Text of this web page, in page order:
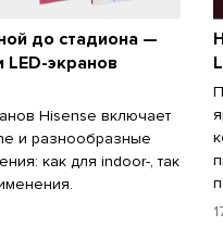
до стадиона —
LED-экранов
Hisense включает
и разнообразные
как для indoor-, так